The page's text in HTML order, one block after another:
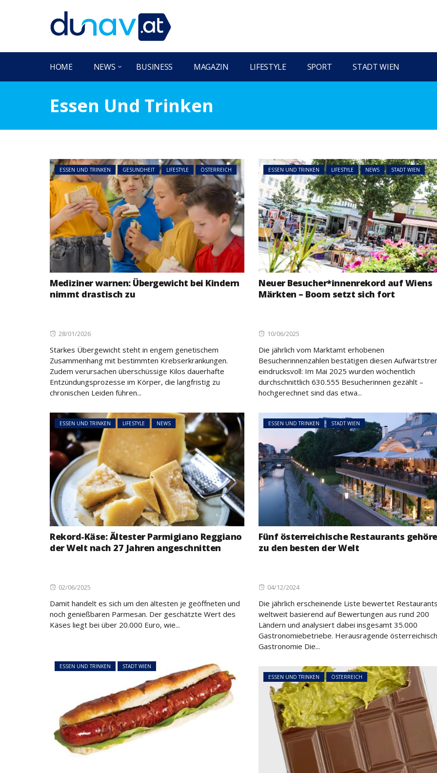
HOME NEWS BUSINESS MAGAZIN LIFESTYLE SPORT STADT WIEN
Essen Und Trinken
ESSEN UND TRINKEN GESUNDHEIT LIFESTYLE ÖSTERREICH
Mediziner warnen: Übergewicht bei Kindern
nimmt drastisch zu
Posted
28/01/2026
Starkes Übergewicht steht in engem genetischem
Zusammenhang mit bestimmten Krebserkrankungen.
Zudem verursachen überschüssige Kilos dauerhafte
Entzündungsprozesse im Körper, die langfristig zu
chronischen Leiden führen...
ESSEN UND TRINKEN LIFESTYLE NEWS STADT WIEN
Neuer Besucher*innenrekord auf Wiens
Märkten – Boom setzt sich fort
Posted
10/06/2025
Die jährlich vom Marktamt erhobenen
Besucherinnenzahlen bestätigen diesen
eindrucksvoll: Im Mai 2025 wurden wöchentlich
durchschnittlich 630.555 Besucherinnen gezählt –
hochgerechnet sind das etwa...
ESSEN UND TRINKEN LIFESTYLE NEWS
Rekord-Käse: Ältester Parmigiano Reggiano
der Welt nach 27 Jahren angeschnitten
Posted
02/06/2025
Damit handelt es sich um den ältesten je geöffneten und
noch genießbaren Parmesan. Der geschätzte Wert des
Käses liegt bei über 20.000 Euro, wie...
ESSEN UND TRINKEN STADT WIEN
Fünf österreichische Restaurants
zu den besten der Welt
Posted
04/12/2024
Die jährlich erscheinende Liste bewertet Restaurants
weltweit basierend auf Bewertungen aus rund 200
Ländern und analysiert dabei insgesamt 35.000
Gastronomiebetriebe. Herausragende
Gastronomie Die...
ESSEN UND TRINKEN STADT WIEN
ESSEN UND TRINKEN ÖSTERREICH